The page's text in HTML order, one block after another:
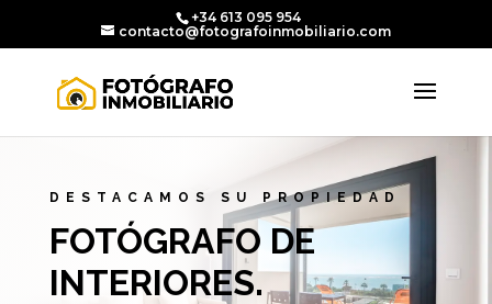
+34 613 095 954
contacto@fotografoinmobiliario.com
DESTACAMOS SU PROPIEDAD
FOTÓGRAFO DE
INTERIORES.